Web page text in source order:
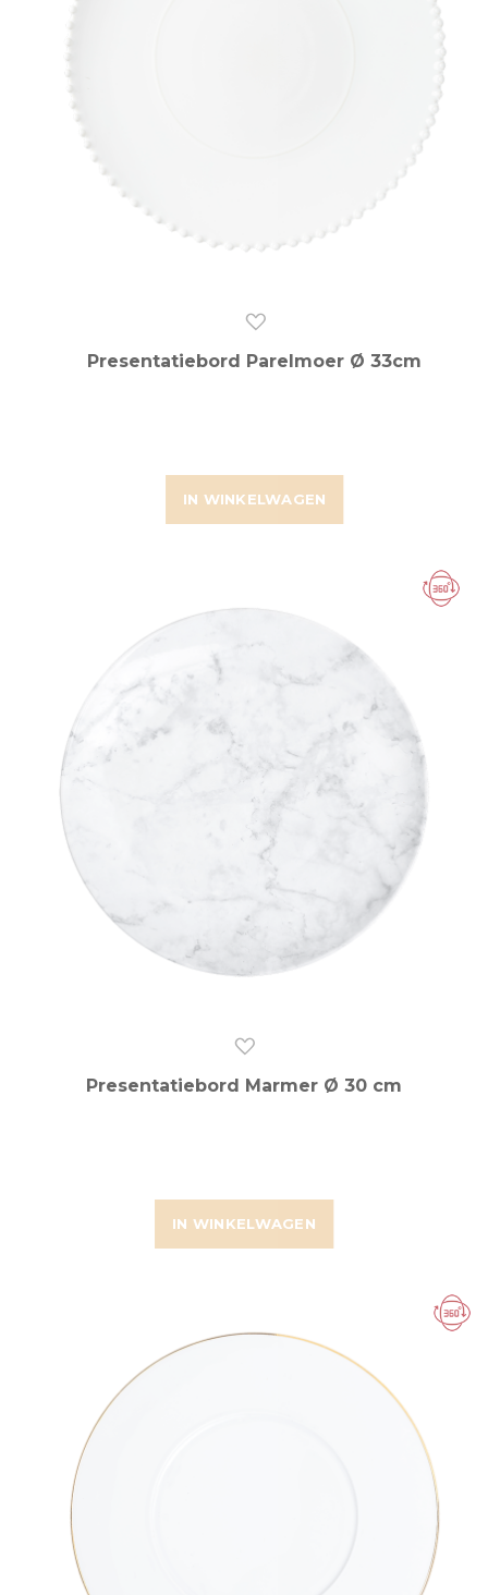
IN WINKELWAGEN
Presentatiebord Parelmoer Ø 33cm
IN WINKELWAGEN
Presentatiebord Marmer Ø 30 cm